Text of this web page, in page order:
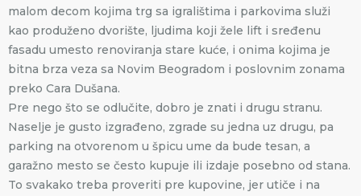
malom decom kojima trg sa igralištima i parkovima služi
kao produženo dvorište, ljudima koji žele lift i sređenu
fasadu umesto renoviranja stare kuće, i onima kojima je
bitna brza veza sa Novim Beogradom i poslovnim zonama
preko Cara Dušana.
Pre nego što se odlučite, dobro je znati i drugu stranu.
Naselje je gusto izgrađeno, zgrade su jedna uz drugu, pa
parking na otvorenom u špicu ume da bude tesan, a
garažno mesto se često kupuje ili izdaje posebno od stana.
To svakako treba proveriti pre kupovine, jer utiče i na